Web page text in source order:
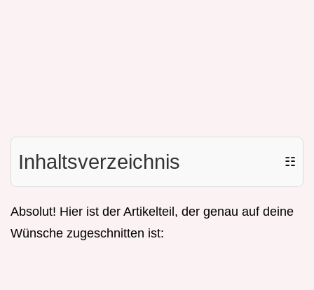
Inhaltsverzeichnis ☷
Absolut! Hier ist der Artikelteil, der genau auf deine
Wünsche zugeschnitten ist: